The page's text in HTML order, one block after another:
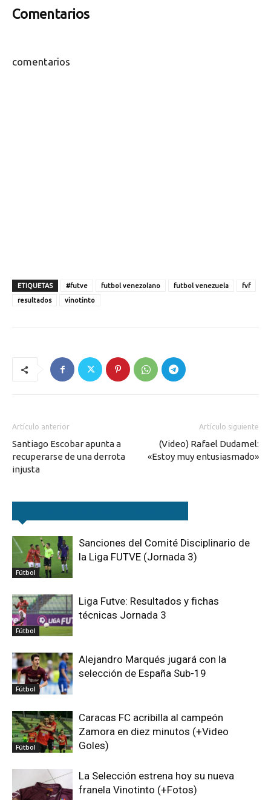
Comentarios
comentarios
ETIQUETAS #futve futbol venezolano futbol venezuela
fvf
resultados
vinotinto
Artículo anterior
Santiago Escobar apunta a
recuperarse de una derrota
injusta
Artículo siguiente
(Video) Rafael Dudamel:
«Estoy muy entusiasmado»
Fútbol
Sanciones del Comité Disciplinario de
la Liga FUTVE (Jornada 3)
Fútbol
Liga Futve: Resultados y fichas
técnicas Jornada 3
Fútbol
Alejandro Marqués jugará con la
selección de España Sub-19
Fútbol
Caracas FC acribilla al campeón
Zamora en diez minutos (+Video
Goles)
La Selección estrena hoy su nueva
franela Vinotinto (+Fotos)